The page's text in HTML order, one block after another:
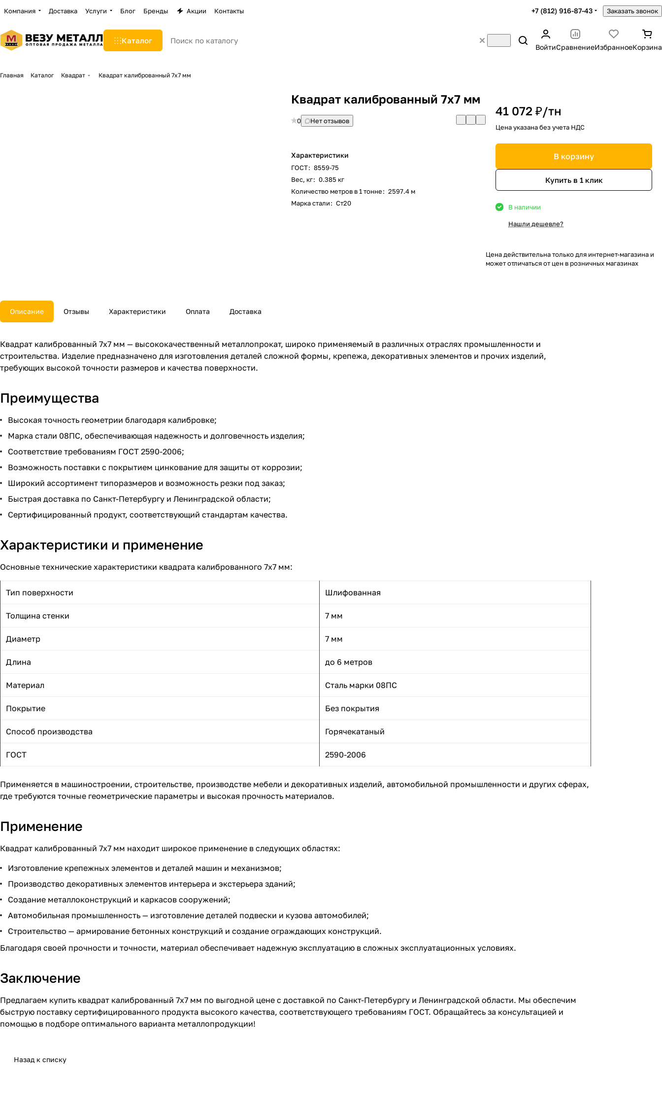
Компания Доставка Услуги Блог Бренды Акции Контакты +7 (812) 916-87-43 Заказать звонок
Каталог
ВойтиСравнениеИзбранноеКорзина
Главная Каталог Квадрат Квадрат калиброванный 7х7 мм
Квадрат калиброванный 7х7 мм
0 Нет отзывов
Характеристики
ГОСТ: 8559-75
Вес, кг: 0.385 кг
Количество метров в 1 тонне: 2597.4 м
Марка стали: Ст20
41 072 ₽/тн
Цена указана без учета НДС
В корзину
Купить в 1 клик
В наличии
Нашли дешевле?
Цена действительна только для интернет-магазина и
может отличаться от цен в розничных магазинах
Описание Отзывы Характеристики Оплата Доставка
Квадрат калиброванный 7x7 мм — высококачественный металлопрокат, широко применяемый в различных отраслях промышленности и
строительства. Изделие предназначено для изготовления деталей сложной формы, крепежа, декоративных элементов и прочих изделий,
требующих высокой точности размеров и качества поверхности.
Преимущества
Высокая точность геометрии благодаря калибровке;
Марка стали 08ПС, обеспечивающая надежность и долговечность изделия;
Соответствие требованиям ГОСТ 2590-2006;
Возможность поставки с покрытием цинкование для защиты от коррозии;
Широкий ассортимент типоразмеров и возможность резки под заказ;
Быстрая доставка по Санкт-Петербургу и Ленинградской области;
Сертифицированный продукт, соответствующий стандартам качества.
Характеристики и применение
Основные технические характеристики квадрата калиброванного 7x7 мм:
Тип поверхности Шлифованная
Толщина стенки 7 мм
Диаметр 7 мм
Длина до 6 метров
Материал Сталь марки 08ПС
Покрытие Без покрытия
Способ производства Горячекатаный
ГОСТ 2590-2006
Применяется в машиностроении, строительстве, производстве мебели и декоративных изделий, автомобильной промышленности и других сферах,
где требуются точные геометрические параметры и высокая прочность материалов.
Применение
Квадрат калиброванный 7x7 мм находит широкое применение в следующих областях:
Изготовление крепежных элементов и деталей машин и механизмов;
Производство декоративных элементов интерьера и экстерьера зданий;
Создание металлоконструкций и каркасов сооружений;
Автомобильная промышленность — изготовление деталей подвески и кузова автомобилей;
Строительство — армирование бетонных конструкций и создание ограждающих конструкций.
Благодаря своей прочности и точности, материал обеспечивает надежную эксплуатацию в сложных эксплуатационных условиях.
Заключение
Предлагаем купить квадрат калиброванный 7x7 мм по выгодной цене с доставкой по Санкт-Петербургу и Ленинградской области. Мы обеспечим
быструю поставку сертифицированного продукта высокого качества, соответствующего требованиям ГОСТ. Обращайтесь за консультацией и
помощью в подборе оптимального варианта металлопродукции!
Назад к списку